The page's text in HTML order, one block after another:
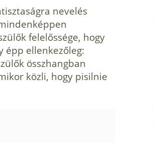
nevelés
felelőssége, hogy
épp ellenkezőleg:
össz­hangban
közli, hogy pisilnie